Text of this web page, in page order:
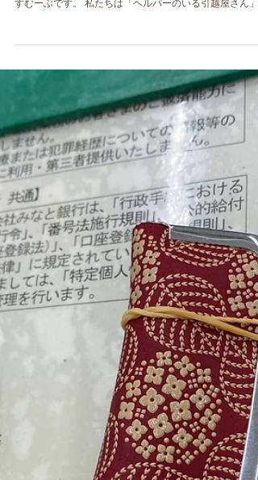
【現場のお話】2026.6.10(水) みなさん、こんにちは！！
者の方とそのご家族の「これからの暮らし方」を考える
お片付け＆おそうじのプロです。 何かと行事と現場続き
で、すっかり投稿が出来ていませんでした💦 改めて、現
でのお話です。 先日、定期訪問でお伺いしている80代男
のお宅へお邪魔しました。 ご本人はお一人暮らし。 認知
の症状も徐々に進行しており、ご依頼主は遠方にお住ま
の姪御さんです。 実は、このお宅に通い始めてもう3年以
上になります。 当初は今とはまったく違う状況でした
イラストはイメージです 家の中には本や書類、新聞記事
積み重なり、床にも多くの物が置かれていました。 また
ご本人は外部からの訪問自体に強い抵抗感があり、 「片
け」 という言葉にも否定的でした。 しかし、私は最初か
「捨てましょう」とは言いませんでした。 むしろ、 「先
生、これはどういう内容なんですか？」 「昔はどんな授
をされていたんですか？」と、 教えていただくことの方
多かったように思いま
5月30日
施設入居後のお悩みも解決！「ヘルパーのいる引越屋さ
ん」が叶える安心の睡眠と住環境づくり
こんにちは！大阪市住之江区、兵庫県西宮市を拠点に、
齢者の皆様の住環境改善をサポートしている株式会社く
すむーぶです。 私たちは「ヘルパーのいる引越屋さん」
して、単なるお荷物の移動や片付けにとどまらず、「片
け×介護×防災」の専門的な視点から、高齢者の方々が安
して暮らせる住環境づくりのお手伝いをしています。 今
は、軽費老人ホームにお住まいのお客様からご依頼いた
いた「施設内での模様替えと転倒防止対策」の事例をご
介します。施設に入居された後も、日々のちょっとした
困りごとを抱えている方は少なくありません。私たちの
ポートがどのように課題解決につながったのか、ぜひご
ください。 ■ 今回のご相談内容 ご依頼者様： 80代女性
（要介護1）および 50代の息子様 お住まい： 軽費老人ホ
ム お悩み： 昨年8月に施設内の6階から5階へお引越しを
れましたが、隣室の生活音やいびきが気になり、夜眠れ
い日々が続いていました。もともと睡眠障害でお薬も服
されており、「ベッドの頭の位置を左右逆にしたい」と
ご要望でした。また、背の高い家具の転倒も心配されて